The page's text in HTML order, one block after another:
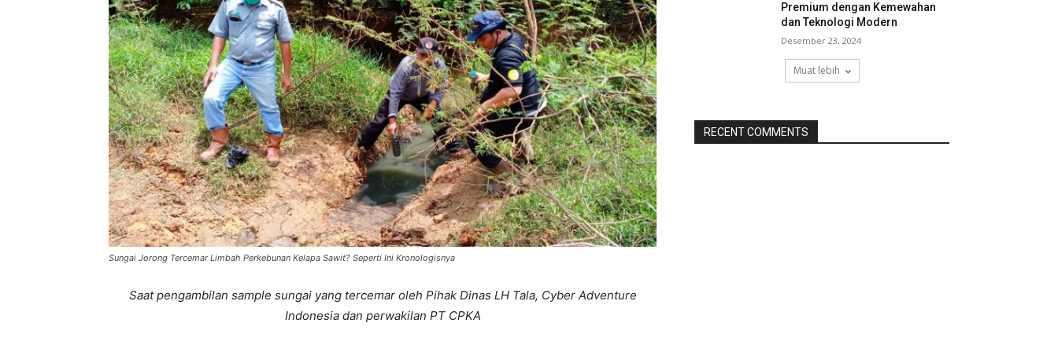
Sungai Jorong Tercemar Limbah Perkebunan Kelapa Sawit? Seperti Ini Kronologisnya
Saat pengambilan sample sungai yang tercemar oleh Pihak Dinas LH Tala, Cyber Adventure
Indonesia dan perwakilan PT CPKA
Premium dengan Kemewahan
dan Teknologi Modern
Desember 23, 2024
Muat lebih
RECENT COMMENTS